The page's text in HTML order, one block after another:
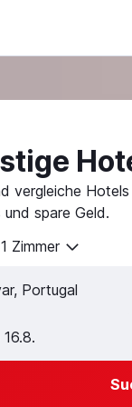
vergleiche
und spare Geld.
Zimmer